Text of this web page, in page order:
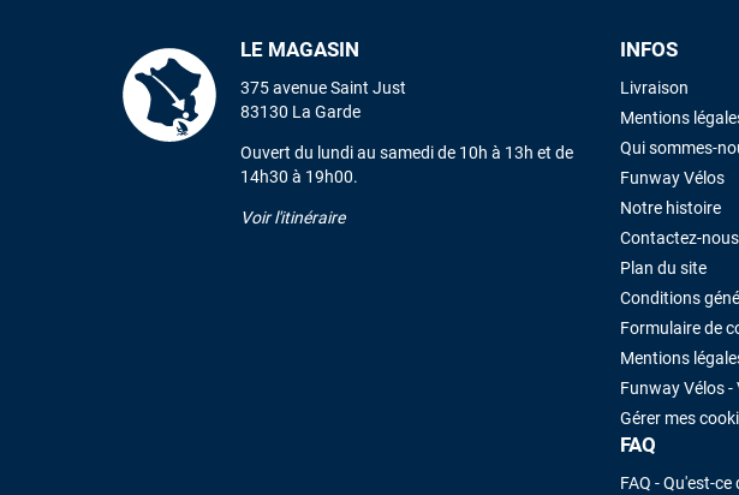
LE MAGASIN
375 avenue Saint Just
83130 La Garde
Ouvert du lundi au samedi de 10h à 13h et de
14h30 à 19h00.
Voir l'itinéraire
INFOS
Livraison
Mentions
Qui sommes-
Funway Vélos
Notre histoire
Contactez-nous
Plan du site
Conditions
Formulaire de
Mentions
Funway Vélos -
Gérer mes
FAQ
FAQ - Qu'est-
Maronui RICHMOND
J'ai acheté une voile
été rapide. La voile est
VOIR TOUS LES